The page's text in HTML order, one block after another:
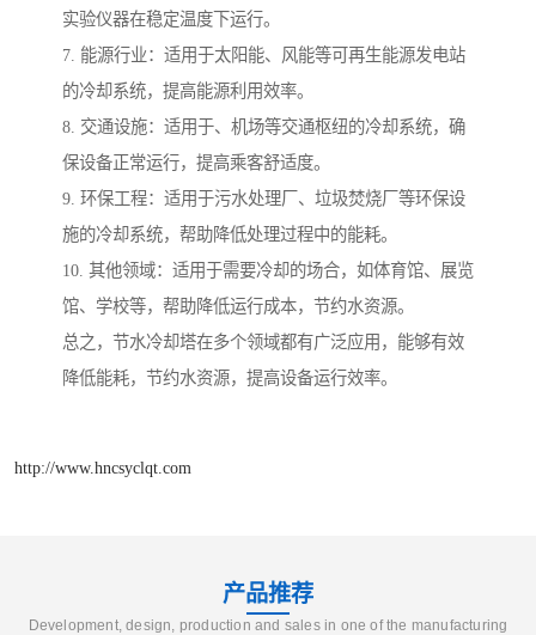
实验仪器在稳定温度下运行。
7. 能源行业：适用于太阳能、风能等可再生能源发电站
的冷却系统，提高能源利用效率。
8. 交通设施：适用于、机场等交通枢纽的冷却系统，确
保设备正常运行，提高乘客舒适度。
9. 环保工程：适用于污水处理厂、垃圾焚烧厂等环保设
施的冷却系统，帮助降低处理过程中的能耗。
10. 其他领域：适用于需要冷却的场合，如体育馆、展览
馆、学校等，帮助降低运行成本，节约水资源。
总之，节水冷却塔在多个领域都有广泛应用，能够有效
降低能耗，节约水资源，提高设备运行效率。
http://www.hncsyclqt.com
产品推荐
Development, design, production and sales in one of the manufacturing